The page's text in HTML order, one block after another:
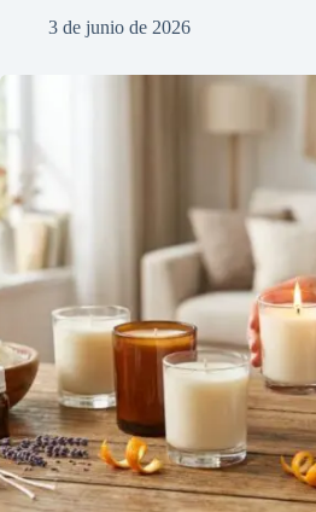
3 de junio de 2026